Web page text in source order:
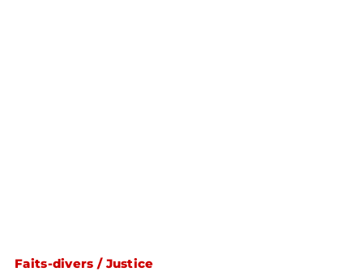
Faits-divers / Justice